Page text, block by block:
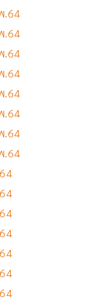
.64
.64
.64
.64
.64
.64
.64
.64